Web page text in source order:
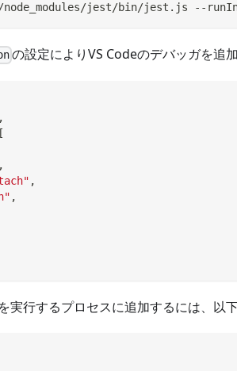
jest/bin/jest.js --
の設定によりVS Codeのデバッガを追
,
[
,
,
,
実行するプロセスに追加するには、以